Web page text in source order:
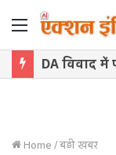
Menu
Home/बड़ी खबर